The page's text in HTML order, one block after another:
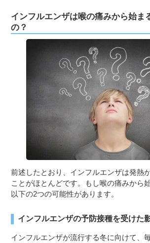
インフルエンザは喉の痛みから始ま
の？
前述したとおり、インフルエンザは発熱
ことがほとんどです。もし喉の痛みから
以下の2つの可能性があります。
インフルエンザの予防接種を受けた
インフルエンザが流行する冬に向けて、